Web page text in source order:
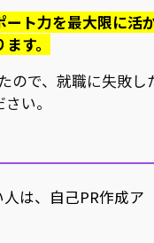
ート力を最大限に活
す。
ので、就職に失敗し
い。
は、自己PR作成ア